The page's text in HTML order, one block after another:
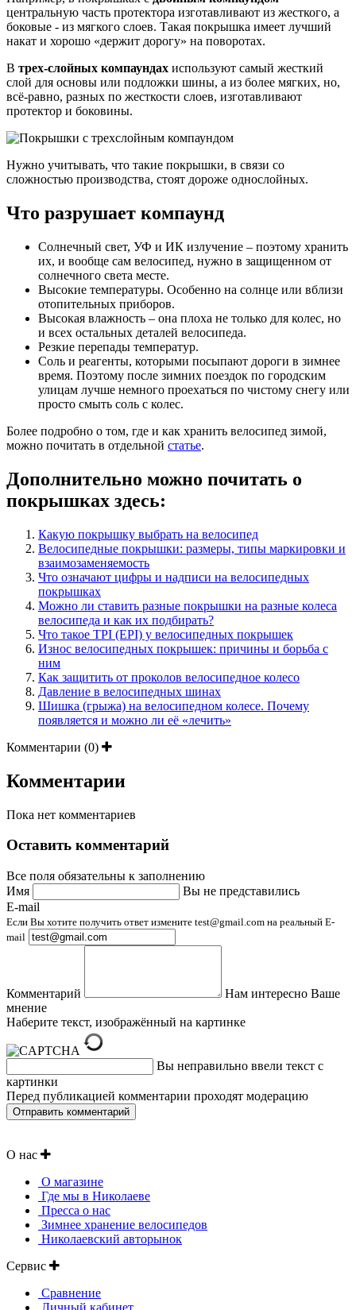
центральную часть протектора изготавливают из жесткого, а
боковые - из мягкого слоев. Такая покрышка имеет лучший
накат и хорошо «держит дорогу» на поворотах.
В трех-слойных компаундах используют самый жесткий
слой для основы или подложки шины, а из более мягких, но,
всё-равно, разных по жесткости слоев, изготавливают
протектор и боковины.
Нужно учитывать, что такие покрышки, в связи со
сложностью производства, стоят дороже однослойных.
Что разрушает компаунд
Солнечный свет, УФ и ИК излучение – поэтому хранить
их, и вообще сам велосипед, нужно в защищенном от
солнечного света месте.
Высокие температуры. Особенно на солнце или вблизи
отопительных приборов.
Высокая влажность – она плоха не только для колес, но
и всех остальных деталей велосипеда.
Резкие перепады температур.
Соль и реагенты, которыми посыпают дороги в зимнее
время. Поэтому после зимних поездок по городским
улицам лучше немного проехаться по чистому снегу или
просто смыть соль с колес.
Более подробно о том, где и как хранить велосипед зимой,
можно почитать в отдельной статье.
Дополнительно можно почитать о
покрышках здесь:
Какую покрышку выбрать на велосипед
Велосипедные покрышки: размеры, типы маркировки и
взаимозаменяемость
Что означают цифры и надписи на велосипедных
покрышках
Можно ли ставить разные покрышки на разные колеса
велосипеда и как их подбирать?
Что такое TPI (EPI) у велосипедных покрышек
Износ велосипедных покрышек: причины и борьба с
ним
Как защитить от проколов велосипедное колесо
Давление в велосипедных шинах
Шишка (грыжа) на велосипедном колесе. Почему
появляется и можно ли её «лечить»
Комментарии (0)
Комментарии
Пока нет комментариев
Оставить комментарий
Все поля обязательны к заполнению
Имя
Вы не представились
E-mail
Если Вы хотите получить ответ измените test@gmail.com на реальный E-
mail
Комментарий
Нам интересно Ваше
мнение
Наберите текст, изображённый на картинке
Вы неправильно ввели текст с
картинки
Перед публикацией комментарии проходят модерацию
О нас
О магазине
Где мы в Николаеве
Пресса о нас
Зимнее хранение велосипедов
Николаевский авторынок
Сервис
Сравнение
Личный кабинет